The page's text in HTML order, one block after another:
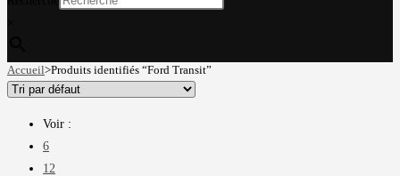
Accueil>Produits identifiés “Ford Transit”
Voir :
6
12